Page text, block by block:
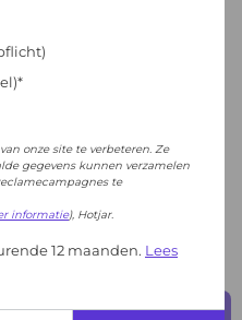
IDENTIFICEREN
onze site te verbeteren. Ze
gegevens kunnen verzamelen
te
informatie), Hotjar.
12 maanden. Lees